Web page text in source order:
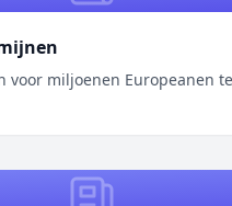
miljoenen